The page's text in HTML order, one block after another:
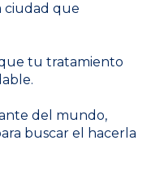
ciudad que
que tu tratamiento
del mundo,
buscar el hacerla